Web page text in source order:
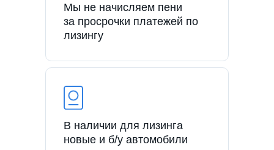
Мы не начисляем пени
за просрочки платежей по
лизингу
В наличии для лизинга
новые и б/у автомобили